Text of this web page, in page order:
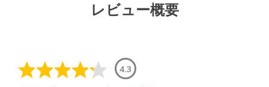
レビュー概要
4.3